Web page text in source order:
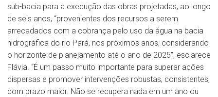
sub-bacia para a execução das obras projetadas, ao longo
de seis anos, “provenientes dos recursos a serem
arrecadados com a cobrança pelo uso da água na bacia
hidrográfica do rio Pará, nos próximos anos, considerando
o horizonte de planejamento até o ano de 2025”, esclarece
Flávia. “É um passo muito importante para superar ações
dispersas e promover intervenções robustas, consistentes,
com prazo maior. Não se recupera nada em um ano ou